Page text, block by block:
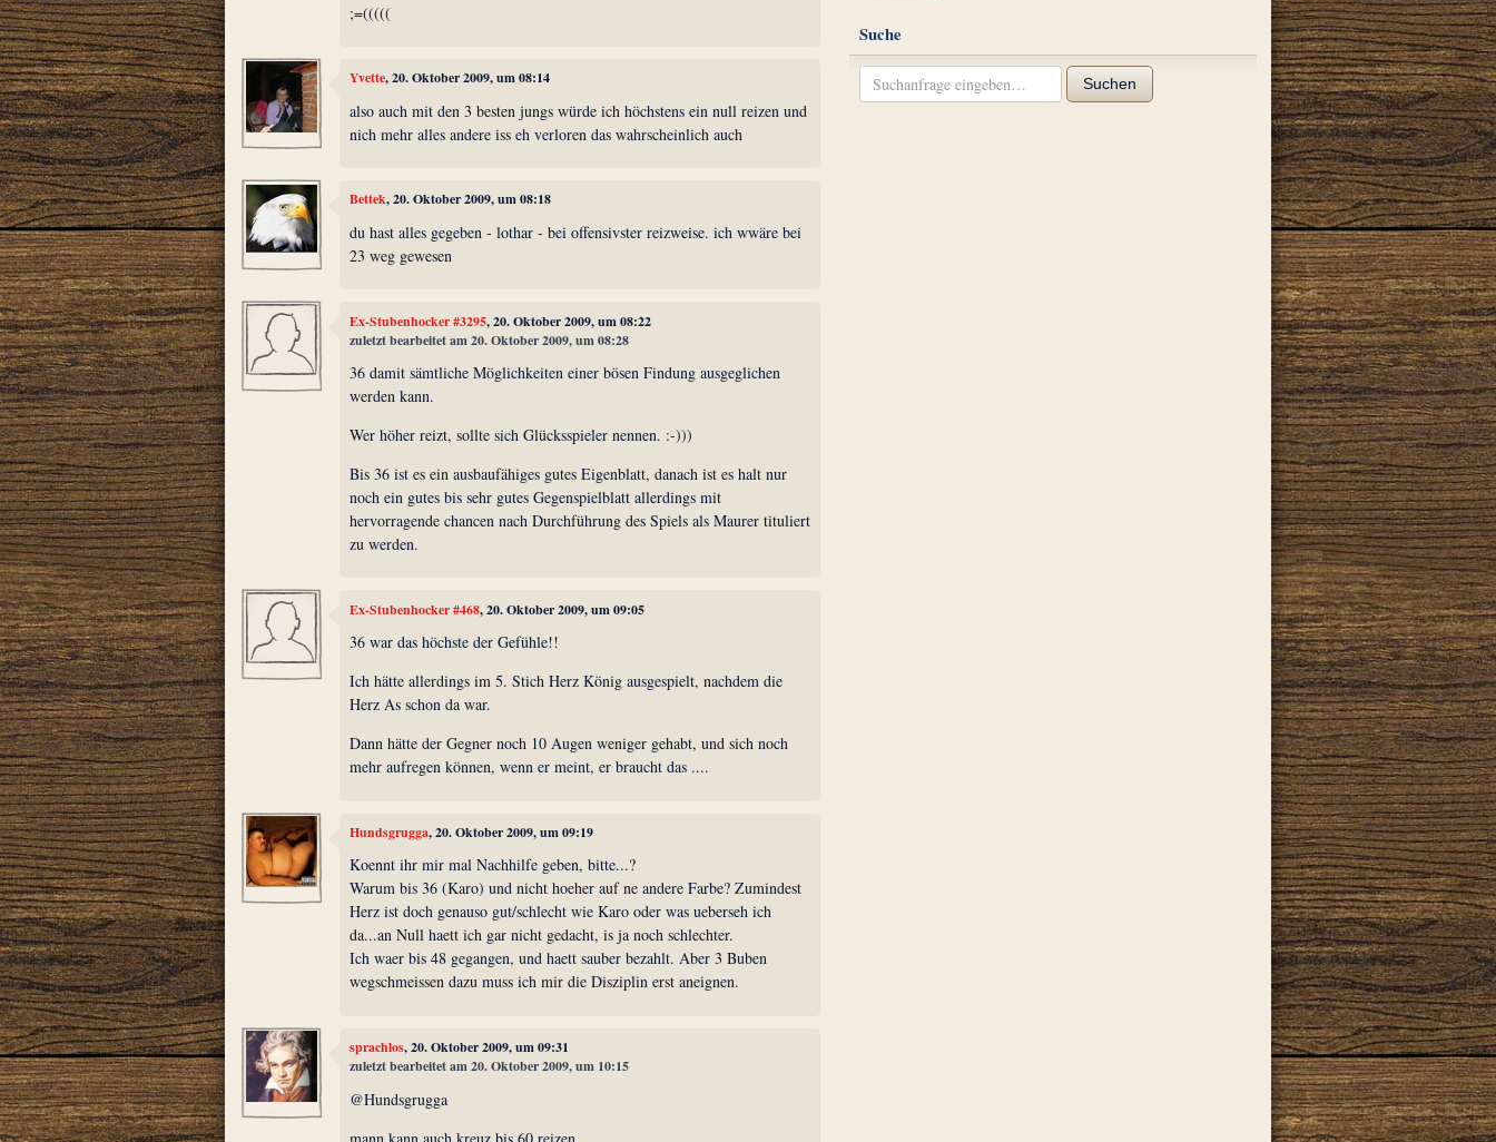
;=(((((
Yvette, 20. Oktober 2009, um 08:14
also auch mit den 3 besten jungs würde ich höchstens ein null reizen und
nich mehr alles andere iss eh verloren das wahrscheinlich auch
Bettek, 20. Oktober 2009, um 08:18
du hast alles gegeben - lothar - bei offensivster reizweise. ich wwäre bei
23 weg gewesen
Ex-Stubenhocker #3295, 20. Oktober 2009, um 08:22
zuletzt bearbeitet am 20. Oktober 2009, um 08:28
36 damit sämtliche Möglichkeiten einer bösen Findung ausgeglichen
werden kann.
Wer höher reizt, sollte sich Glücksspieler nennen. :-)))
Bis 36 ist es ein ausbaufähiges gutes Eigenblatt, danach ist es halt nur
noch ein gutes bis sehr gutes Gegenspielblatt allerdings mit
hervorragende chancen nach Durchführung des Spiels als Maurer tituliert
zu werden.
Ex-Stubenhocker #468, 20. Oktober 2009, um 09:05
36 war das höchste der Gefühle!!
Ich hätte allerdings im 5. Stich Herz König ausgespielt, nachdem die
Herz As schon da war.
Dann hätte der Gegner noch 10 Augen weniger gehabt, und sich noch
mehr aufregen können, wenn er meint, er braucht das ....
Hundsgrugga, 20. Oktober 2009, um 09:19
Koennt ihr mir mal Nachhilfe geben, bitte...?
Warum bis 36 (Karo) und nicht hoeher auf ne andere Farbe? Zumindest
Herz ist doch genauso gut/schlecht wie Karo oder was ueberseh ich
da...an Null haett ich gar nicht gedacht, is ja noch schlechter.
Ich waer bis 48 gegangen, und haett sauber bezahlt. Aber 3 Buben
wegschmeissen dazu muss ich mir die Disziplin erst aneignen.
sprachlos, 20. Oktober 2009, um 09:31
zuletzt bearbeitet am 20. Oktober 2009, um 10:15
@Hundsgrugga
mann kann auch kreuz bis 60 reizen,
Suche
Suchen